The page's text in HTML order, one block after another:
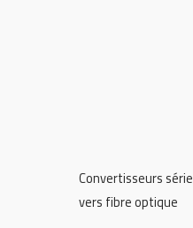
Convertisseurs série
vers fibre optique